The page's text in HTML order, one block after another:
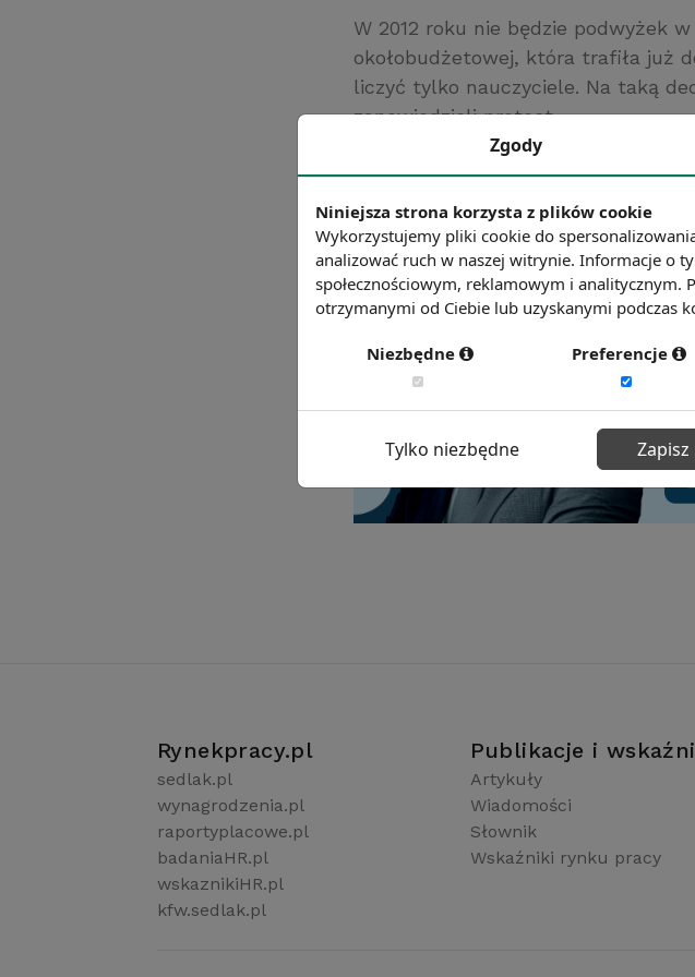
W 2012 roku nie będzie podwyżek
okołobudżetowej, która trafiła już
liczyć tylko nauczyciele. Na taką
zapowiedzieli protest.
Źródło: gazetaprawna.pl
Chcesz wiedzieć więcej?Zobacz więcej
Rynekpracy.pl
sedlak.pl
wynagrodzenia.pl
raportyplacowe.pl
badaniaHR.pl
wskaznikiHR.pl
kfw.sedlak.pl
Publikacje i
Artykuły
Wiadomości
Słownik
Wskaźniki rynku pracy
Zgody
Niniejsza strona korzysta z plików cookie
Wykorzystujemy pliki cookie do
analizować ruch w naszej witrynie. Informacje o
społecznościowym, reklamowym i analitycznym.
otrzymanymi od Ciebie lub uzyskanymi podczas
Niezbędne Preferencje
Tylko niezbędne